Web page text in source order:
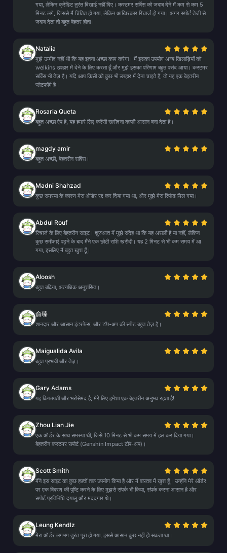
गया, लेकिन क्रेडिट तुरंत दिखाई नहीं दिए। कस्टमर सर्विस को जवाब देने में कम से कम 5
मिनट लगे, जिससे मैं चिंतित हो गया, लेकिन आखिरकार रिचार्ज हो गया। अगर सपोर्ट तेजी से
जवाब देता तो बहुत बेहतर होता।
Natalia
मुझे उम्मीद नहीं थी कि यह इतना अच्छा काम करेगा। मैं इसका उपयोग अन्य खिलाड़ियों को
welkins उपहार में देने के लिए करता हूँ और मुझे इसका परिणाम बहुत पसंद आया। कस्टमर
सर्विस भी तेज़ है। यदि आप किसी को कुछ भी उपहार में देना चाहते हैं, तो यह एक बेहतरीन
प्लेटफॉर्म है।
Rosaria Queta
बहुत अच्छा ऐप है, यह हमारे लिए करेंसी खरीदना काफी आसान बना देता है।
magdy amir
बहुत अच्छी, बेहतरीन सर्विस।
Madni Shahzad
कुछ समस्या के कारण मेरा ऑर्डर रद्द कर दिया गया था, और मुझे मेरा रिफंड मिल गया।
Abdul Rouf
रिचार्ज के लिए बेहतरीन साइट। शुरुआत में मुझे संदेह था कि यह असली है या नहीं, लेकिन
कुछ समीक्षाएं पढ़ने के बाद मैंने एक छोटी राशि खरीदी। यह 2 मिनट से भी कम समय में आ
गया, इसलिए मैं बहुत खुश हूँ।
Aloosh
बहुत बढ़िया, अत्यधिक अनुशंसित।
俞臻
शानदार और आसान इंटरफ़ेस, और टॉप-अप की स्पीड बहुत तेज़ है।
Maigualida Avila
बहुत प्रभावी और तेज़।
Gary Adams
यह किफायती और भरोसेमंद है, मेरे लिए हमेशा एक बेहतरीन अनुभव रहता है!
Zhou Lian Jie
एक ऑर्डर के साथ समस्या थी, जिसे 10 मिनट से भी कम समय में हल कर दिया गया।
बेहतरीन कस्टमर सपोर्ट (Genshin Impact टॉप-अप)।
Scott Smith
मैंने इस साइट का कुछ हफ़्तों तक उपयोग किया है और मैं वास्तव में खुश हूँ। उन्होंने मेरे ऑर्डर
पर एक विवरण की पुष्टि करने के लिए मुझसे संपर्क भी किया, संपर्क करना आसान है और
सपोर्ट प्रतिनिधि दयालु और मददगार थे।
Leung Kendlz
मेरा ऑर्डर लगभग तुरंत पूरा हो गया, इससे आसान कुछ नहीं हो सकता था।